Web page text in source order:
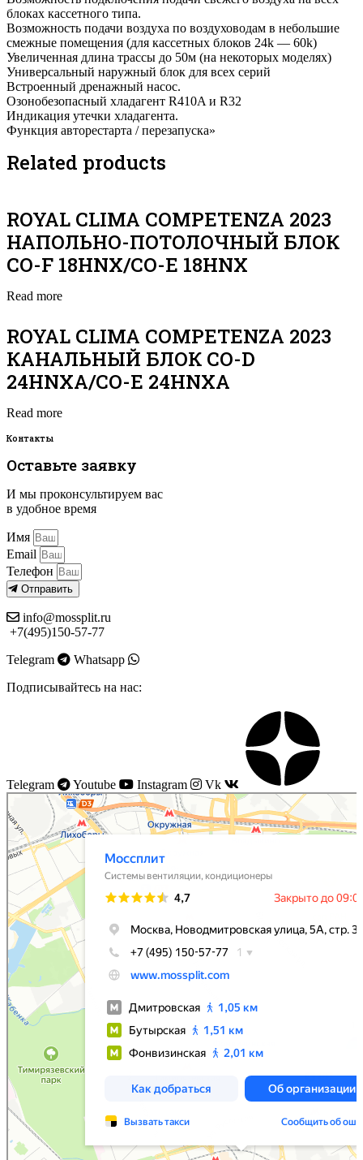
блоках кассетного типа.
Возможность подачи воздуха по воздуховодам в небольшие
смежные помещения (для кассетных блоков 24k — 60k)
Увеличенная длина трассы до 50м (на некоторых моделях)
Универсальный наружный блок для всех серий
Встроенный дренажный насос.
Озонобезопасный хладагент R410A и R32
Индикация утечки хладагента.
Функция авторестарта / перезапуска»
Related products
ROYAL CLIMA COMPETENZA 2023
НАПОЛЬНО-ПОТОЛОЧНЫЙ БЛОК
CO-F 18HNX/CO-E 18HNX
Read more
ROYAL CLIMA COMPETENZA 2023
КАНАЛЬНЫЙ БЛОК CO-D
24HNXA/CO-E 24HNXA
Read more
Контакты
Оставьте заявку
И мы проконсультируем вас
в удобное время
Имя
Email
Телефон
Отправить
info@mossplit.ru
+7(495)150-57-77
Telegram
Whatsapp
Подписывайтесь на нас:
Telegram Youtube Instagram Vk
Моссплит
Системы вентиляции в Москве
Установка кондиционеров в Москве